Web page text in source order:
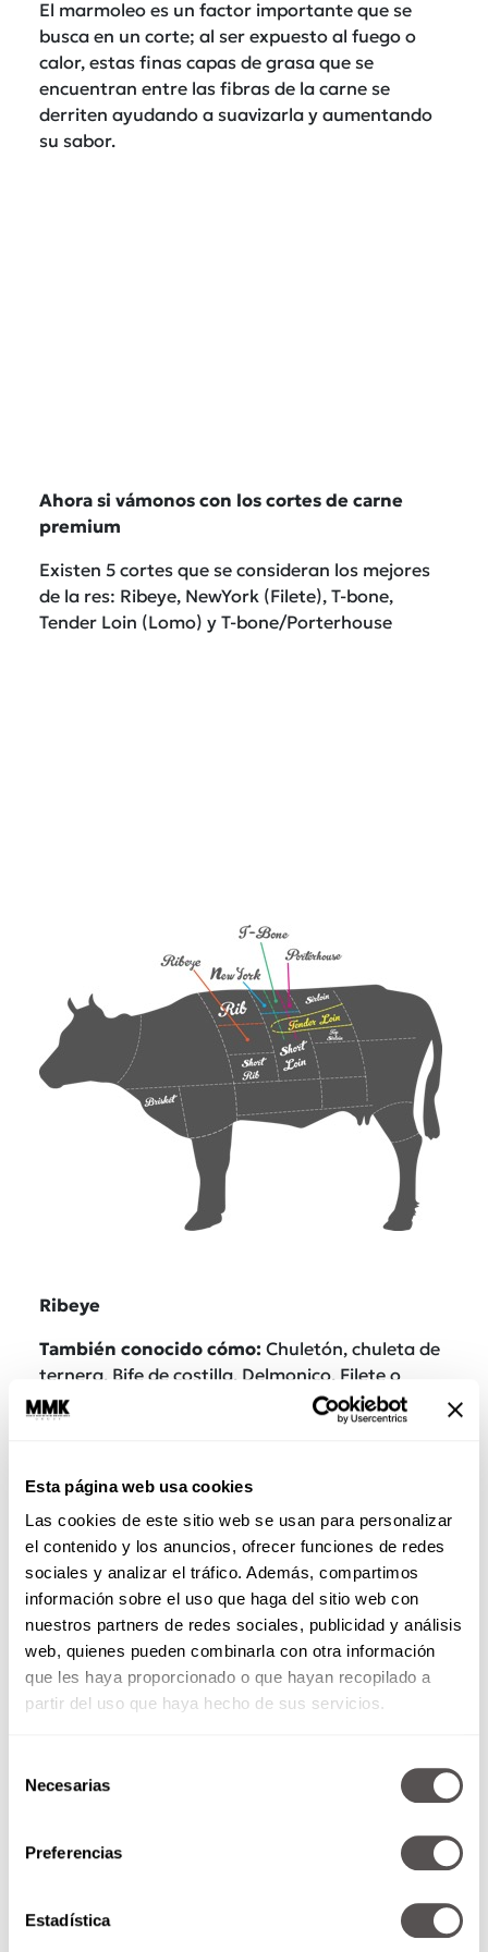
Esta página web usa cookies
Las cookies de este sitio web se usan para personalizar
el contenido y los anuncios, ofrecer funciones de redes
sociales y analizar el tráfico. Además, compartimos
información sobre el uso que haga del sitio web con
nuestros partners de redes sociales, publicidad y análisis
web, quienes pueden combinarla con otra información
que les haya proporcionado o que hayan recopilado a
partir del uso que haya hecho de sus servicios.
Necesarias
Preferencias
Estadística
El marmoleo es un factor importante que se
busca en un corte; al ser expuesto al fuego o
calor, estas finas capas de grasa que se
encuentran entre las fibras de la carne se
derriten ayudando a suavizarla y aumentando
su sabor.
Ahora si vámonos con los cortes de carne
premium
Existen 5 cortes que se consideran los mejores
de la res: Ribeye, NewYork (Filete), T-bone,
Tender Loin (Lomo) y T-bone/Porterhouse
Ribeye
También conocido cómo: Chuletón, chuleta de
ternera, Bife de costilla, Delmonico, Filete o
Entrecôte.
costillas de la res.
Caracterí sticas:Carne muy suave, con un fuerte
marmoleo. Este corte es uno de los que tiene
más sabor.
Método de preparació n:Asado, a la parrilla o
al sartén.
Lomo
Tenderloin; a la punta se la llama filete miñón,